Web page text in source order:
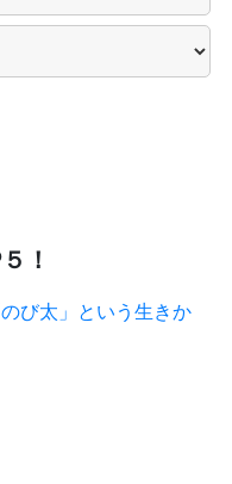
！
のび太」という生きか